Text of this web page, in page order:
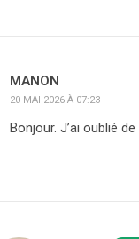
MANON
20 MAI 2026 À 07:23
Bonjour. J’ai oublié